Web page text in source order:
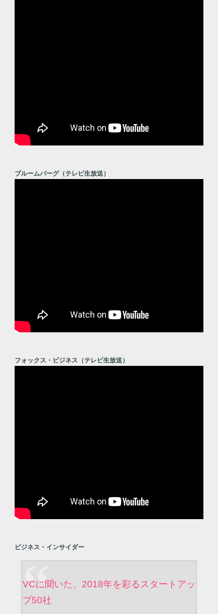
ブルームバーグ（テレビ生放送）
フォックス・ビジネス（テレビ生放送）
ビジネス・インサイダー
VCに聞いた、2018年を彩るスタートアッ
プ50社